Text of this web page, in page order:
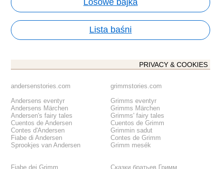
Lista baśni
PRIVACY & COOKIES
andersenstories.com
Andersens eventyr
Andersens Märchen
Andersen's fairy tales
Cuentos de Andersen
Contes d'Andersen
Fiabe di Andersen
Sprookjes van Andersen
grimmstories.com
Grimms eventyr
Grimms Märchen
Grimms' fairy tales
Cuentos de Grimm
Grimmin sadut
Contes de Grimm
Grimm mesék
Fiabe dei Grimm Сказки братьев Гримм